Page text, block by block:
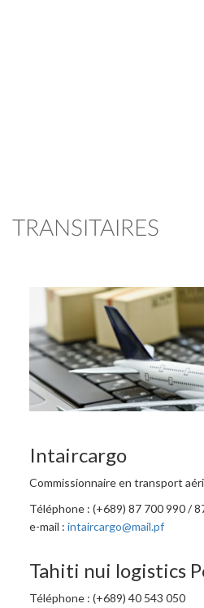
TRANSITAIRES
Intaircargo
Commissionnaire en transport
Téléphone : (+689) 87 700 990 /
e-mail : intaircargo@mail.pf
Tahiti nui logistics
Téléphone : (+689) 40 543 050